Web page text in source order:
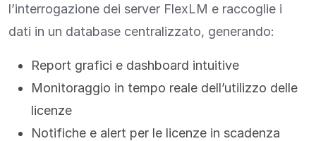
l’interrogazione dei server FlexLM e raccoglie i
dati in un database centralizzato, generando:
Report grafici e dashboard intuitive
Monitoraggio in tempo reale dell’utilizzo delle
licenze
Notifiche e alert per le licenze in scadenza